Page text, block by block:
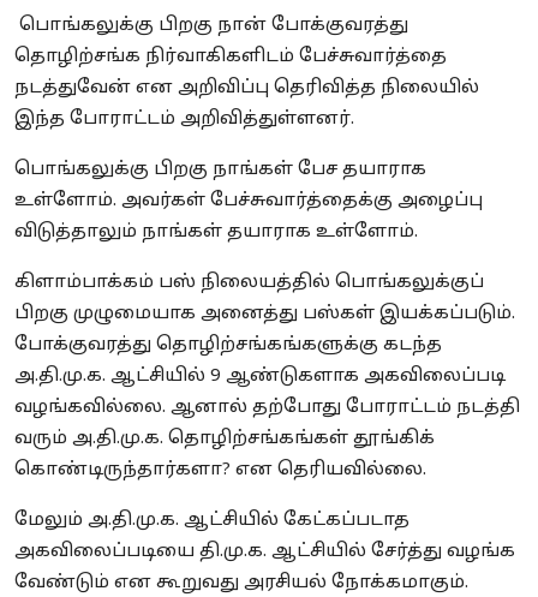
பொங்கலுக்கு பிறகு நான் போக்குவரத்து
தொழிற்சங்க நிர்வாகிகளிடம் பேச்சுவார்த்தை
நடத்துவேன் என அறிவிப்பு தெரிவித்த நிலையில்
இந்த போராட்டம் அறிவித்துள்ளனர்.
பொங்கலுக்கு பிறகு நாங்கள் பேச தயாராக
உள்ளோம். அவர்கள் பேச்சுவார்த்தைக்கு அழைப்பு
விடுத்தாலும் நாங்கள் தயாராக உள்ளோம்.
கிளாம்பாக்கம் பஸ் நிலையத்தில் பொங்கலுக்குப்
பிறகு முழுமையாக அனைத்து பஸ்கள் இயக்கப்படும்.
போக்குவரத்து தொழிற்சங்கங்களுக்கு கடந்த
அ.தி.மு.க. ஆட்சியில் 9 ஆண்டுகளாக அகவிலைப்படி
வழங்கவில்லை. ஆனால் தற்போது போராட்டம் நடத்தி
வரும் அ.தி.மு.க. தொழிற்சங்கங்கள் தூங்கிக்
கொண்டிருந்தார்களா? என தெரியவில்லை.
மேலும் அ.தி.மு.க. ஆட்சியில் கேட்கப்படாத
அகவிலைப்படியை தி.மு.க. ஆட்சியில் சேர்த்து வழங்க
வேண்டும் என கூறுவது அரசியல் நோக்கமாகும்.